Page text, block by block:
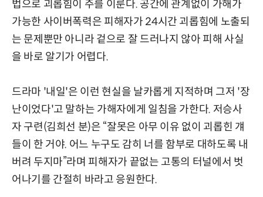
법으로 괴롭힘이 주를 이룬다. 공간에 관계없이 가해가
가능한 사이버폭력은 피해자가 24시간 괴롭힘에 노출되
는 문제뿐만 아니라 겉으로 잘 드러나지 않아 피해 사실
을 바로 알기가 어렵다.
드라마 '내일'은 이런 현실을 날카롭게 지적하며 그저 '장
난이었다'고 말하는 가해자에게 일침을 가한다. 저승사
자 구련(김희선 분)은 “잘못은 아무 이유 없이 괴롭힌 걔
들이 한 거야. 어느 누구도 감히 너를 함부로 대하도록 내
버려 두지마”라며 피해자가 끝없는 고통의 터널에서 벗
어나기를 간절히 바라고 응원한다.